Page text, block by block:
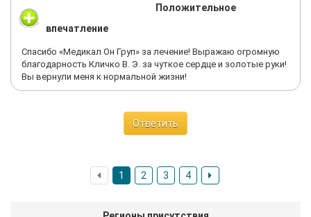
Положительное
впечатление
Спасибо «Медикал Он Груп» за лечение! Выражаю огромную
благодарность Кличко В. Э. за чуткое сердце и золотые руки!
Вы вернули меня к нормальной жизни!
Ответить
1 2 3 4